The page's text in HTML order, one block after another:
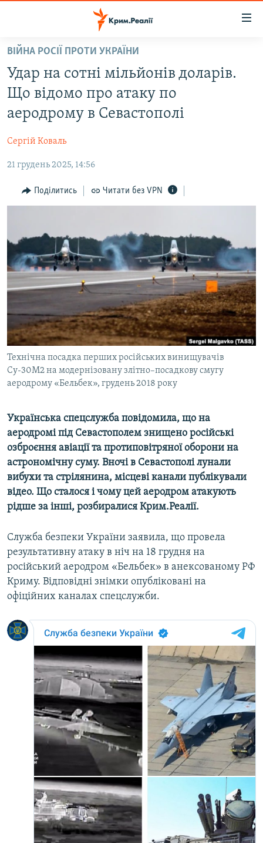
Перейти
основного
матеріалу
до
основної
навігації
Перейти
пошуку
ВОДА.КРИМ
БЛОГИ
ПОГЛЯД
ІНТЕРВ'Ю
СПЕЦПРОЕКТИ
ДЕПОРТАЦІЯ
ВІДЕОУРОКИ «ELIFBE»
СВІДЧЕННЯ ОКУПАЦІЇ
УКРАЇНСЬКА ПРОБЛЕМА КРИМУ
ІНФОГРАФІКА
ЯК ОБІЙТИ БЛОКУВАННЯ
Русский
Qırımtatar
ДОЛУЧАЙСЯ!
ВІЙНА РОСІЇ ПРОТИ УКРАЇНИ
Удар на сотні мільйонів доларів.
Що відомо про атаку по
аеродрому в Севастополі
Сергій Коваль
21 грудень 2025, 14:56
Поділитись Читати без VPN
Технічна посадка перших російських винищувачів
Су-30М2 на модернізовану злітно–посадкову смугу
аеродрому «Бельбек», грудень 2018 року
Українська спецслужба повідомила, що на
аеродромі під Севастополем знищено російські
озброєння авіації та протиповітряної оборони на
астрономічну суму. Вночі в Севастополі лунали
вибухи та стрілянина, місцеві канали публікували
відео. Що сталося і чому цей аеродром атакують
рідше за інші, розбиралися Крим.Реалії.
Служба безпеки України заявила, що провела
результативну атаку в ніч на 18 грудня на
російський аеродром «Бельбек» в анексованому РФ
Криму. Відповідні знімки опубліковані на
офіційних каналах спецслужби.